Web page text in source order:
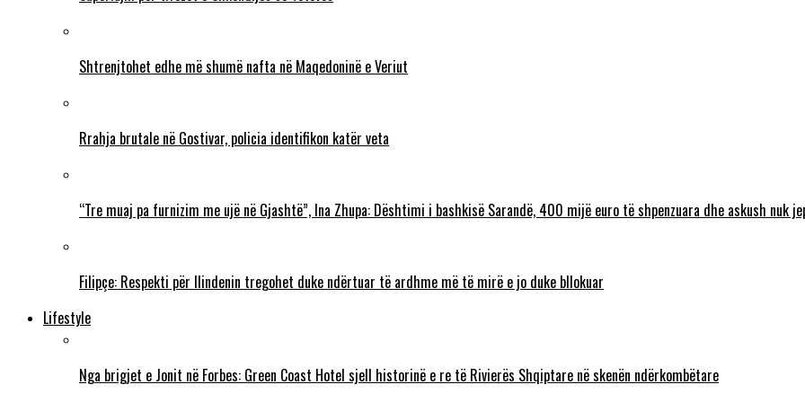
Shtrenjtohet edhe më shumë nafta në Maqedoninë e Veriut
Rrahja brutale në Gostivar, policia identifikon katër veta
“Tre muaj pa furnizim me ujë në Gjashtë”, Ina Zhupa: Dështimi i bashkisë Sarandë, 400 mijë euro të shpenzuara dhe askush nuk
Filipçe: Respekti për Ilindenin tregohet duke ndërtuar të ardhme më të mirë e jo duke bllokuar
Lifestyle
Nga brigjet e Jonit në Forbes: Green Coast Hotel sjell historinë e re të Rivierës Shqiptare në skenën ndërkombëtare